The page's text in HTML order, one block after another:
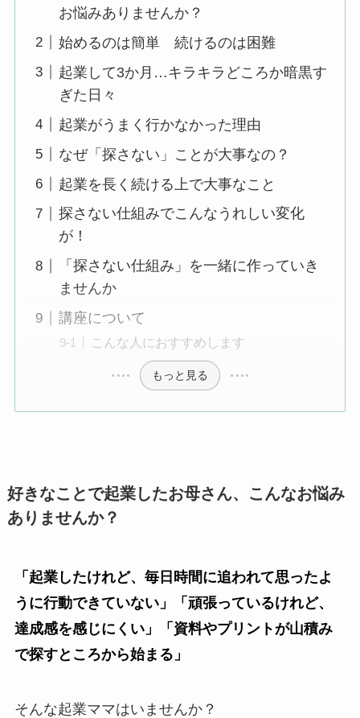
お悩みありませんか？
始めるのは簡単 続けるのは困難
起業して3か月…キラキラどころか暗黒す
ぎた日々
起業がうまく行かなかった理由
なぜ「探さない」ことが大事なの？
起業を長く続ける上で大事なこと
探さない仕組みでこんなうれしい変化
が！
「探さない仕組み」を一緒に作っていき
ませんか
講座について
こんな人におすすめします
もっと見る
好きなことで起業したお母さん、こんなお悩み
ありませんか？
「起業したけれど、毎日時間に追われて思ったよ
うに行動できていない」「頑張っているけれど、
達成感を感じにくい」「資料やプリントが山積み
で探すところから始まる」
そんな起業ママはいませんか？